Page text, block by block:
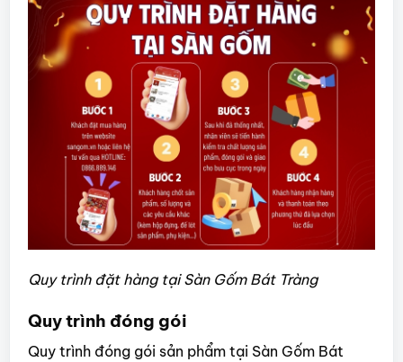
Quy trình đặt hàng tại Sàn Gốm Bát Tràng
Quy trình đóng gói
Quy trình đóng gói sản phẩm tại Sàn Gốm Bát